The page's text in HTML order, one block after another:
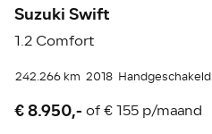
Suzuki Swift
1.2 Comfort
242.266 km 2018 Handgeschakeld
€ 8.950,- of€ 155 p/maand